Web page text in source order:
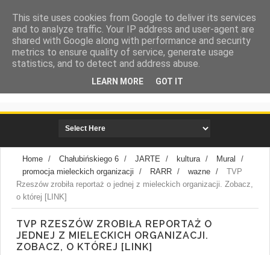
społeczna strona miasta Mielca
Home / Chałubińskiego 6 / JARTE / kultura / Mural
/
promocja mieleckich organizacji
/ RARR / wazne /
TVP
Rzeszów zrobiła reportaż o jednej z mieleckich organizacji. Zobacz,
o której [LINK]
TVP RZESZÓW ZROBIŁA REPORTAŻ O
JEDNEJ Z MIELECKICH ORGANIZACJI.
ZOBACZ, O KTÓREJ [LINK]
This site uses cookies from Google to deliver its services
and to analyze traffic. Your IP address and user-agent are
shared with Google along with performance and security
metrics to ensure quality of service, generate usage
statistics, and to detect and address abuse.
LEARN MORE GOT IT